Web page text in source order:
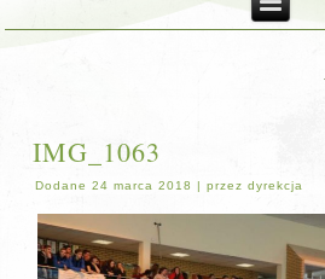
IMG_1063
Dodane 24 marca 2018 |przez dyrekcja